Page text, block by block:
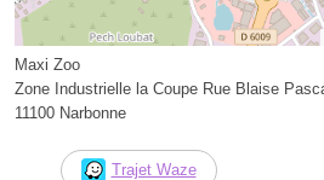
Maxi Zoo
Zone Industrielle la Coupe Rue Blaise
11100 Narbonne
Trajet Waze